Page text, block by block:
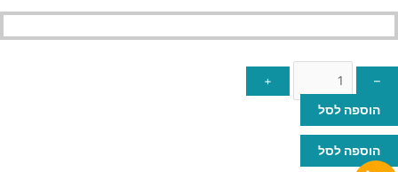
–
+
הוספה לסל
הוספה לסל